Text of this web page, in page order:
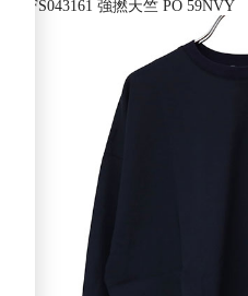
02FS043161 強撚天竺 PO 59NVY